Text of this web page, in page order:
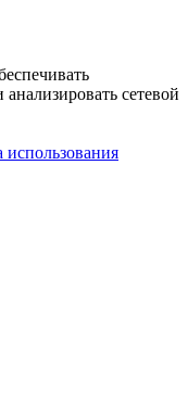
сетевой
использования